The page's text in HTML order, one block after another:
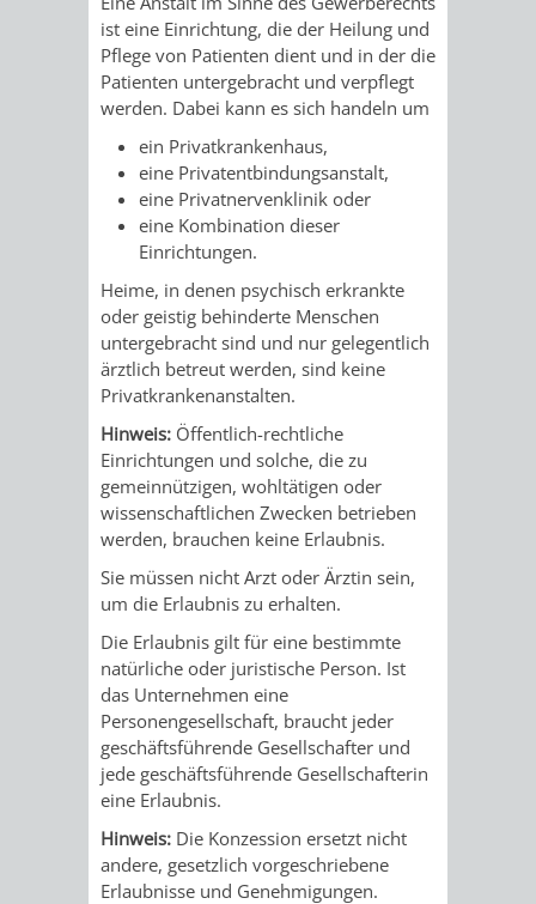
HILFE
MENSCHEN
BEHINDERUNG
MENSCHEN
MIT
DEMENZ
MIGRANTEN
/
FLÜCHTLINGE
BAUHERREN
BAUHERRENBERATUNG
GRUNDSTÜCKSWERTERMITTLUNG
DENKMALSCHUTZ
AUFGABEN
DER
UNTEREN
DENKMALSCHUTZBEHÖRDE
STEUERVORTEILE
SATZUNGEN
IM
BEREICH
DENKMALSCHUTZ
GENEHMIGUNGSVERFAHREN
TAG
DES
OFFENEN
DENKMALS
VERKAUF
BAUPLÄTZE
VERKAUF
STÄDTISCHER
HÄUSER
/
LIEGENSCHAFTEN
ERSCHLIESSUNGSBEITRAG
BERATUNGSERGEBNISSE
TAGESORDNUNG
/
UMLEGUNGSAUSSCHUSS
BERATENDE
RATHAUS
BÜRGERMEISTER
DEZERNATE
ÄMTER
AMT
BAURECHT
UND
DENKMALSCHUTZ
SPORT
AMT
ist eine Einrichtung, die der Heilung und
Pflege von Patienten dient und in der die
Patienten untergebracht und verpflegt
werden. Dabei kann es sich handeln um
ein Privatkrankenhaus,
eine Privatentbindungsanstalt,
eine Privatnervenklinik oder
eine Kombination dieser
Einrichtungen.
Heime, in denen psychisch erkrankte
oder geistig behinderte Menschen
untergebracht sind und nur gelegentlich
ärztlich betreut werden, sind keine
Privatkrankenanstalten.
Hinweis: Öffentlich-rechtliche
Einrichtungen und solche, die zu
gemeinnützigen, wohltätigen oder
wissenschaftlichen Zwecken betrieben
werden, brauchen keine Erlaubnis.
Sie müssen nicht Arzt oder Ärztin sein,
um die Erlaubnis zu erhalten.
Die Erlaubnis gilt für eine bestimmte
natürliche oder juristische Person. Ist
das Unternehmen eine
Personengesellschaft, braucht jeder
geschäftsführende Gesellschafter und
jede geschäftsführende Gesellschafterin
eine Erlaubnis.
Hinweis: Die Konzession ersetzt nicht
andere, gesetzlich vorgeschriebene
Erlaubnisse und Genehmigungen.